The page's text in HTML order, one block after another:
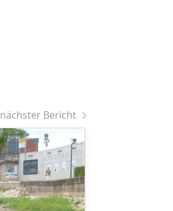
nächster Bericht